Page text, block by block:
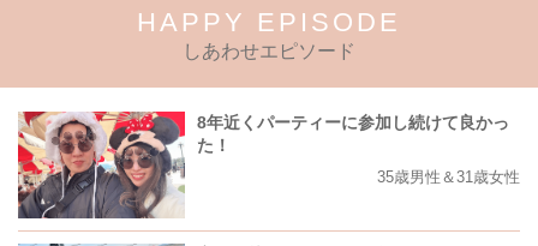
HAPPY EPISODE
しあわせエピソード
8年近くパーティーに参加し続けて良かっ
た！
35歳男性＆31歳女性